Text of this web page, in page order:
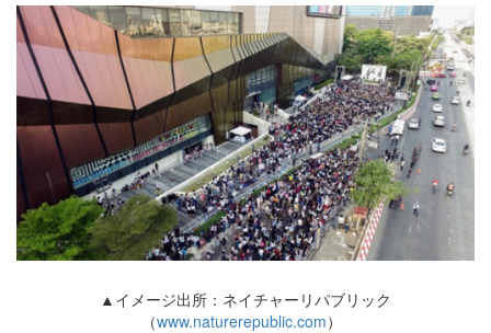
▲イメージ出所：ネイチャーリパブリック
（www.naturerepublic.com）